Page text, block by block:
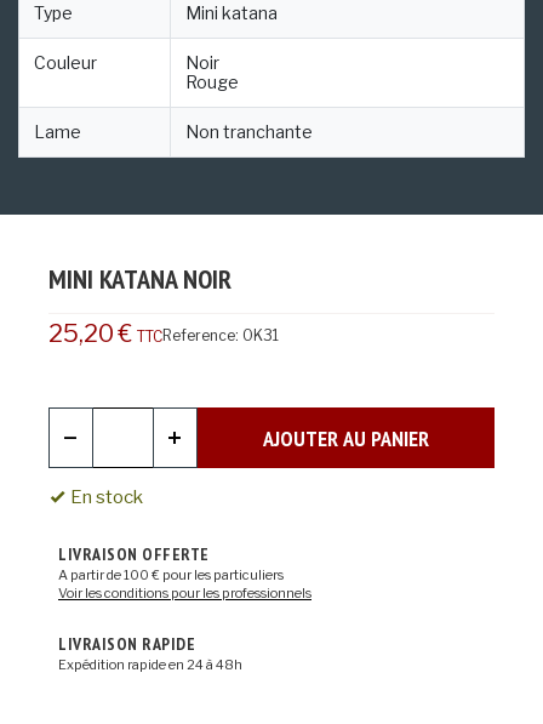
Type Mini katana
Couleur
Noir
Rouge
Lame Non tranchante
MINI KATANA NOIR
25,20 € TTCReference: OK31
AJOUTER AU PANIER
En stock
LIVRAISON OFFERTE
A partir de 100 € pour les particuliers
Voir les conditions pour les professionnels
LIVRAISON RAPIDE
Expédition rapide en 24 à 48h